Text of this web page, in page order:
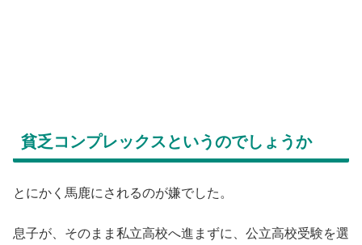
貧乏コンプレックスというのでしょうか
とにかく馬鹿にされるのが嫌でした。
息子が、そのまま私立高校へ進まずに、公立高校受験を選